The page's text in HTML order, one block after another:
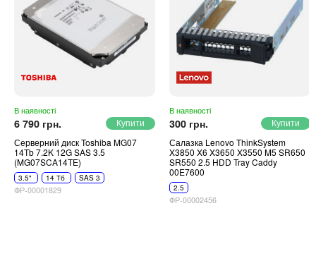
В наявності
6 790 грн.
Серверний диск Toshiba MG07
14Tb 7.2K 12G SAS 3.5
(MG07SCA14TE)
3.5" 14 Тб SAS 3
ФР-00001829
В наявності
300 грн.
Салазка Lenovo ThinkSystem
X3850 X6 X3650 X3550 M5 SR650
SR550 2.5 HDD Tray Caddy
00E7600
2.5
ФР-00002456